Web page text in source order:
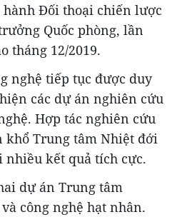
Đối thoại chiến lược
Quốc phòng, lần
tháng 12/2019.
nghệ tiếp tục được duy
các dự án nghiên cứu
Hợp tác nghiên cứu
khổ Trung tâm Nhiệt đới
kết quả tích cực.
dự án Trung tâm
công nghệ hạt nhân.